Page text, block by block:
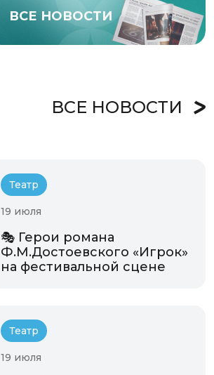
ВСЕ НОВОСТИ
ВСЕ НОВОСТИ
Театр
19 июля
🎭 Герои романа
Ф.М.Достоевского «Игрок»
на фестивальной сцене
Театр
19 июля